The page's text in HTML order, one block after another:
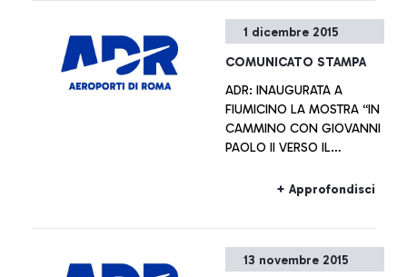
+ Approfondisci
1 dicembre 2015
COMUNICATO STAMPA
ADR: INAUGURATA A
FIUMICINO LA MOSTRA “IN
CAMMINO CON GIOVANNI
PAOLO II VERSO IL
DELLA MISERICORDIA” Le
+ Approfondisci
13 novembre 2015